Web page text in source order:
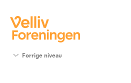
Forrige niveau